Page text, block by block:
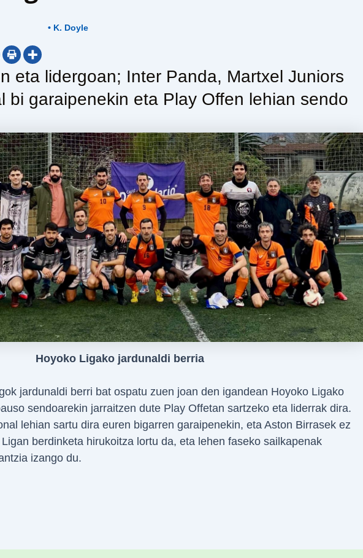
• K. Doyle
eta lidergoan; Inter Panda, Martxel Juniors
bi garaipenekin eta Play Offen lehian sendo
Hoyoko Ligako jardunaldi berria
jardunaldi berri bat ospatu zuen joan den igandean Hoyoko Ligako
sendoarekin jarraitzen dute Play Offetan sartzeko eta liderrak dira.
lehian sartu dira euren bigarren garaipenekin, eta Aston Birrasek ez
berdinketa hirukoitza lortu da, eta lehen faseko sailkapenak
izango du.